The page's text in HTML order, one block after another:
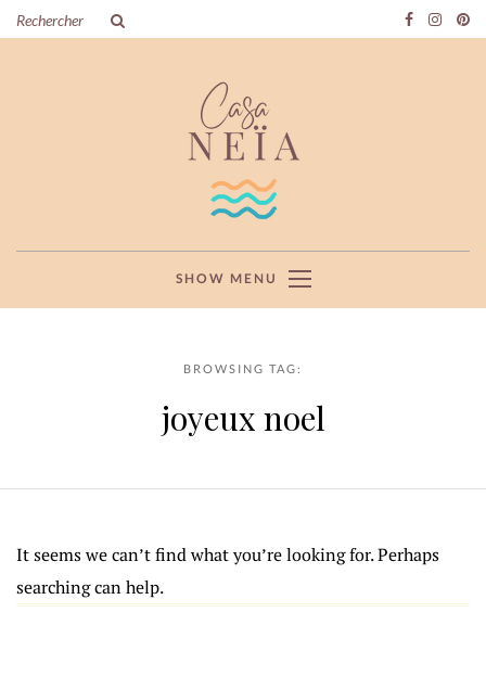
SHOW MENU
BROWSING TAG:
joyeux noel
It seems we can’t find what you’re looking for. Perhaps
searching can help.